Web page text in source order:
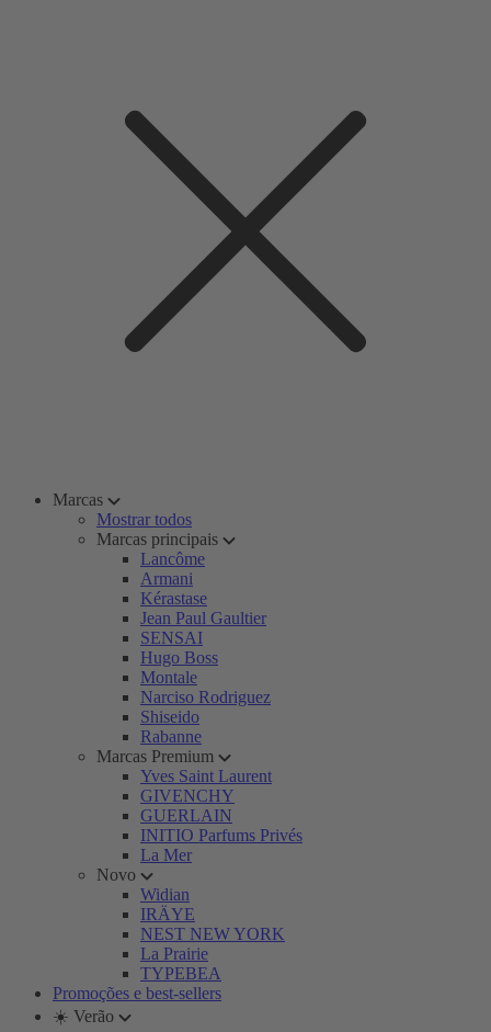
Marcas
Mostrar todos
Marcas principais
Lancôme
Armani
Kérastase
Jean Paul Gaultier
SENSAI
Hugo Boss
Montale
Narciso Rodriguez
Shiseido
Rabanne
Marcas Premium
Yves Saint Laurent
GIVENCHY
GUERLAIN
INITIO Parfums Privés
La Mer
Novo
Widian
IRÄYE
NEST NEW YORK
La Prairie
TYPEBEA
Promoções e best-sellers
☀️ Verão